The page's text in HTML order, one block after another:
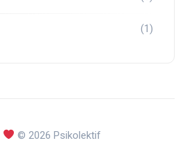
(1)
© 2026 Psikolektif